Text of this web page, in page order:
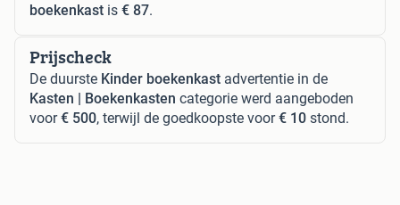
boekenkast is € 87.
Prijscheck
De duurste Kinder boekenkast advertentie in de
Kasten | Boekenkasten categorie werd aangeboden
voor€ 500, terwijl de goedkoopste voor€ 10 stond.